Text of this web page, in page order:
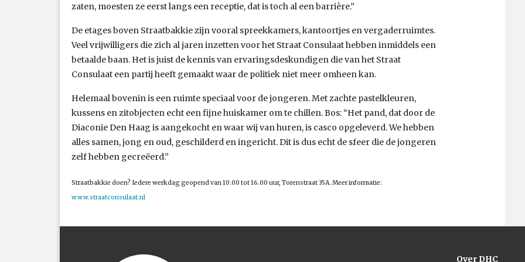
zaten, moesten ze eerst langs een receptie, dat is toch al een barrière.”
De etages boven Straatbakkie zijn vooral spreekkamers, kantoortjes en vergaderruimtes.
Veel vrijwilligers die zich al jaren inzetten voor het Straat Consulaat hebben inmiddels een
betaalde baan. Het is juist de kennis van ervaringsdeskundigen die van het Straat
Consulaat een partij heeft gemaakt waar de politiek niet meer omheen kan.
Helemaal bovenin is een ruimte speciaal voor de jongeren. Met zachte pastelkleuren,
kussens en zitobjecten echt een fijne huiskamer om te chillen. Bos: “Het pand, dat door de
Diaconie Den Haag is aangekocht en waar wij van huren, is casco opgeleverd. We hebben
alles samen, jong en oud, geschilderd en ingericht. Dit is dus echt de sfeer die de jongeren
zelf hebben gecreëerd.”
Straatbakkie doen? Iedere werkdag geopend van 10.00 tot 16.00 uur, Torenstraat 35A. Meer informatie:
www.straatconsulaat.nl
Over DHC